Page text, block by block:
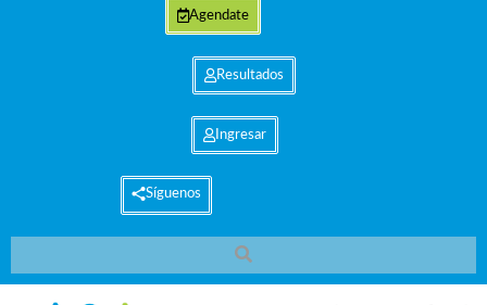
Agendate
Resultados
Ingresar
Síguenos